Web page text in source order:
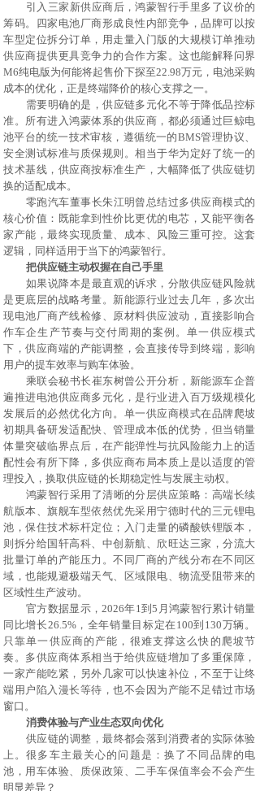
引入三家新供应商后，鸿蒙智行手里多了议价的
筹码。四家电池厂商形成良性内部竞争，品牌可以按
车型定位拆分订单，用走量入门版的大规模订单推动
供应商提供更具竞争力的合作方案。这也能解释问界
M6纯电版为何能将起售价下探至22.98万元，电池采购
成本的优化，正是终端降价的核心支撑之一。
需要明确的是，供应链多元化不等于降低品控标
准。所有进入鸿蒙体系的供应商，都必须通过巨鲸电
池平台的统一技术审核，遵循统一的BMS管理协议、
安全测试标准与质保规则。相当于华为定好了统一的
技术基线，供应商按标准生产，大幅降低了供应链切
换的适配成本。
零跑汽车董事长朱江明曾总结过多供应商模式的
核心价值：既能拿到性价比更优的电芯，又能平衡各
家产能，最终实现质量、成本、风险三重可控。这套
逻辑，同样适用于当下的鸿蒙智行。
把供应链主动权握在自己手里
如果说降本是最直观的诉求，分散供应链风险就
是更底层的战略考量。新能源行业过去几年，多次出
现电池厂商产线检修、原材料供应波动，直接影响合
作车企生产节奏与交付周期的案例。单一供应模式
下，供应商端的产能调整，会直接传导到终端，影响
用户的提车效率与购车体验。
乘联会秘书长崔东树曾公开分析，新能源车企普
遍推进电池供应商多元化，是行业进入百万级规模化
发展后的必然优化方向。单一供应商模式在品牌爬坡
初期具备研发适配快、管理成本低的优势，但当销量
体量突破临界点后，在产能弹性与抗风险能力上的适
配性会有所下降，多供应商布局本质上是以适度的管
理投入，换取供应链的长期稳定性与发展主动权。
鸿蒙智行采用了清晰的分层供应策略：高端长续
航 版本、旗舰车型依然优先采用宁德时代的三元锂电
池 ，保住技术标杆定位；入门走量的磷酸铁锂 版本，
则拆分给国轩高科、中创新航、欣旺达三家，分流大
批量订单的产能压力。不同厂商的产线分布在不同区
域，也能规避极端天气、区域限电、物流受阻带来的
区域性生产波动。
官方数据显示，2026年1到5月鸿蒙智行累计销量
同比增长26.5%，全年销量目标定在100到130万辆。
只靠单一供应商的产能，很难支撑这么快的爬坡节
奏。多供应商体系相当于给供应链增加了多重保障，
一家产能吃紧，另外几家可以快速补位，不至于让终
端用户陷入漫长等待，也不会因为产能不足错过市场
窗口。
消费体验与产业生态双向优化
供应链的调整，最终都会落到消费者的实际体验
上。很多车主最关心的问题是：换了不同品牌的电
池，用车体验、质保政策、二手车保值率会不会产生
明显差异？